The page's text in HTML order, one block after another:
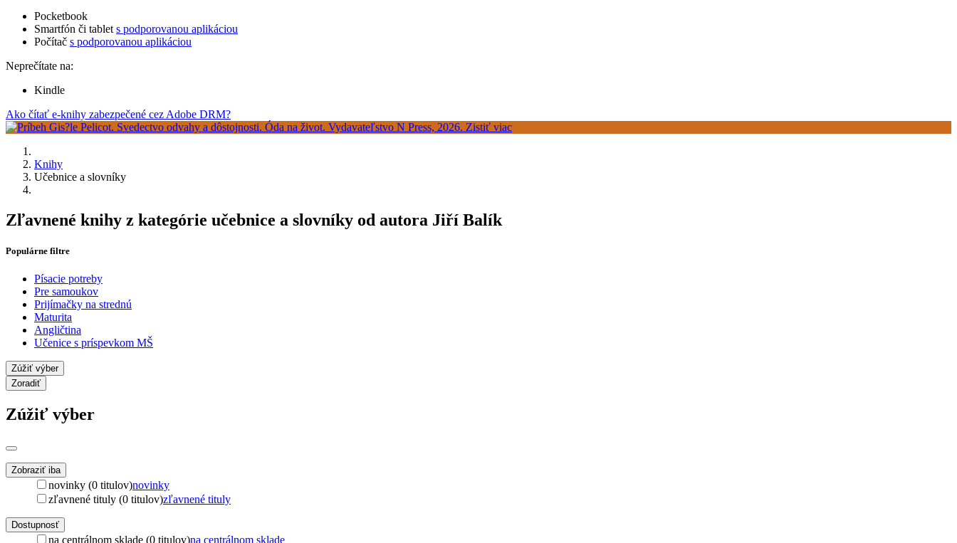
Pocketbook
Smartfón či tablet s podporovanou aplikáciou
Počítač s podporovanou aplikáciou
Neprečítate na:
Kindle
Ako čítať e-knihy zabezpečené cez Adobe DRM?
Knihy
Učebnice a slovníky
Zľavnené knihy z kategórie učebnice a slovníky od autora Jiří Balík
Populárne filtre
Písacie potreby
Pre samoukov
Prijímačky na strednú
Maturita
Angličtina
Učenice s príspevkom MŠ
Zúžiť výber
Zoradiť
Zúžiť výber
Zobraziť iba
novinky (0 titulov)novinky
zľavnené tituly (0 titulov)zľavnené tituly
Dostupnosť
na centrálnom sklade (0 titulov)na centrálnom sklade